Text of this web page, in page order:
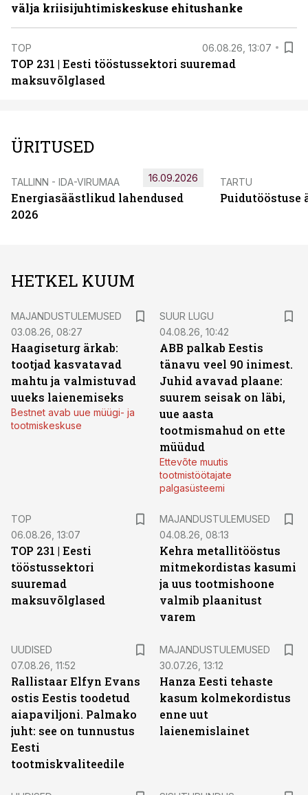
välja kriisijuhtimiskeskuse ehitushanke
TOP 06.08.26, 13:07
TOP 231 | Eesti tööstussektori suuremad
maksuvõlglased
ÜRITUSED
TALLINN - IDA-VIRUMAA
Energiasäästlikud lahendused
2026
16.09.2026 TARTU
Puidutööstuse
HETKEL KUUM
MAJANDUSTULEMUSED
03.08.26, 08:27
Haagiseturg ärkab:
tootjad kasvatavad
mahtu ja valmistuvad
uueks laienemiseks
Bestnet avab uue müügi- ja
tootmiskeskuse
SUUR LUGU
04.08.26, 10:42
ABB palkab Eestis
tänavu veel 90 inimest.
Juhid avavad plaane:
suurem seisak on läbi,
uue aasta
tootmismahud on ette
müüdud
Ettevõte muutis
tootmistöötajate
palgasüsteemi
TOP
06.08.26, 13:07
TOP 231 | Eesti
tööstussektori
suuremad
maksuvõlglased
MAJANDUSTULEMUSED
04.08.26, 08:13
Kehra metallitööstus
mitmekordistas kasumi
ja uus tootmishoone
valmib plaanitust
varem
UUDISED
07.08.26, 11:52
Rallistaar Elfyn Evans
ostis Eestis toodetud
aiapaviljoni. Palmako
juht: see on tunnustus
Eesti
tootmiskvaliteedile
MAJANDUSTULEMUSED
30.07.26, 13:12
Hanza Eesti tehaste
kasum kolmekordistus
enne uut
laienemislainet